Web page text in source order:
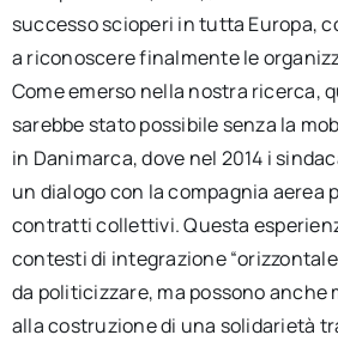
successo scioperi in tutta Europa,
a riconoscere finalmente le
Come emerso nella nostra ricerca,
sarebbe stato possibile senza la
in Danimarca, dove nel 2014 i
un dialogo con la compagnia aerea
contratti collettivi. Questa
contesti di integrazione
da politicizzare, ma possono anche
alla costruzione di una solidarietà